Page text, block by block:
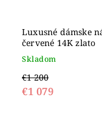
Luxusné dámske
červené 14K zlato
Skladom
€1 200
€1 079